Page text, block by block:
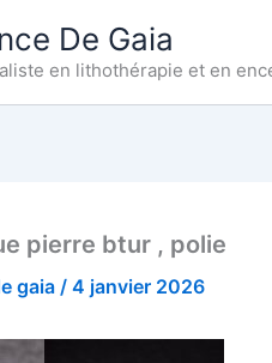
De Gaia
en lithothérapie et en
pierre btur , polie
gaia / 4 janvier 2026